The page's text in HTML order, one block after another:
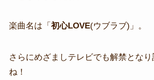
楽曲名は「 初心LOVE(ウブラブ)」。
さらにめざましテレビでも解禁とな
ね！